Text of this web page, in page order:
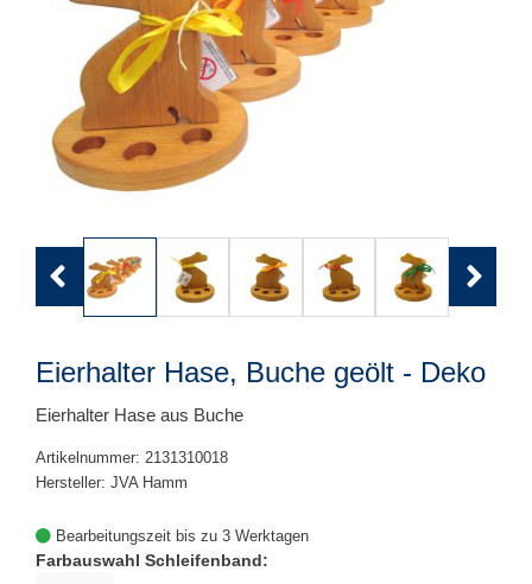
Previous Next
Eierhalter Hase, Buche geölt - Deko
Eierhalter Hase aus Buche
Artikelnummer: 2131310018
Hersteller: JVA Hamm
Bearbeitungszeit bis zu 3 Werktagen
Farbauswahl Schleifenband: